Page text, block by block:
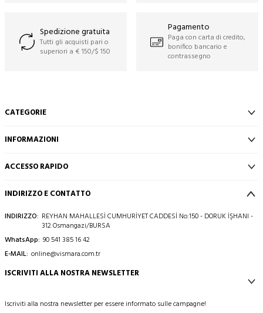
Spedizione gratuita
Tutti gli acquisti pari o
superiori a € 150/$ 150
Pagamento
Paga con carta di credito,
bonifico bancario e
contrassegno
CATEGORIE
INFORMAZIONI
ACCESSO RAPIDO
INDIRIZZO E CONTATTO
INDIRIZZO: REYHAN MAHALLESİ CUMHURİYET CADDESİ No:150 - DORUK İŞHANI -
312 Osmangazi/BURSA
WhatsApp: 90 541 385 16 42
E-MAIL: online@vismara.com.tr
ISCRIVITI ALLA NOSTRA NEWSLETTER
Iscriviti alla nostra newsletter per essere informato sulle campagne!